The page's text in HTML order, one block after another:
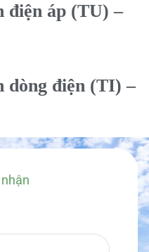
điện áp (TU) –
dòng điện (TI) –